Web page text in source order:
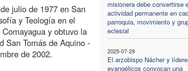
misionera debe convertirse
actividad permanente en
parroquia, movimiento y
eclesial
2025-07-29
El arzobispo Nácher y
evangélicos convocan una
julio de 1977 en San
y Teología en el
y obtuvo la
San Tomás de Aquino -
de 2002.